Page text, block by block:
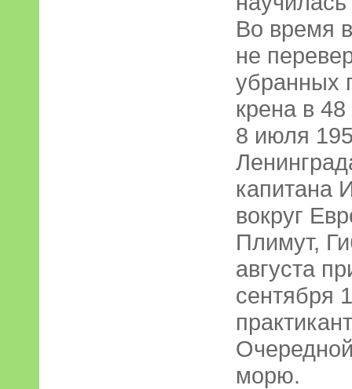
Во время
не
убранных
крена в
8 июля
капитана
вокруг
Плимут,
августа
сентября
морю.